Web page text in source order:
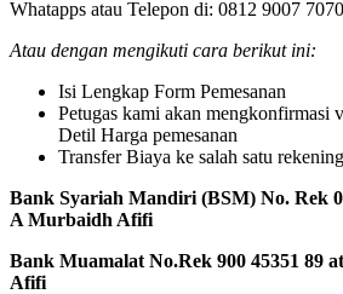
Whatapps atau Telepon di: 0812 9007
Atau dengan mengikuti cara berikut ini:
Isi Lengkap Form Pemesanan
Petugas kami akan mengkonfirmasi
Detil Harga pemesanan
Transfer Biaya ke salah satu
Bank Syariah Mandiri (BSM) No. Rek
A Murbaidh Afifi
Bank Muamalat No.Rek 900 45351 89
Afifi